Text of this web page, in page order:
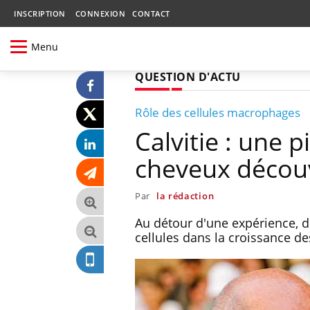
INSCRIPTION CONNEXION CONTACT
Menu
QUESTION D'ACTU
Rôle des cellules macrophages
Calvitie : une
cheveux
Par la rédaction
Au détour d'une expérience,
cellules dans la croissance